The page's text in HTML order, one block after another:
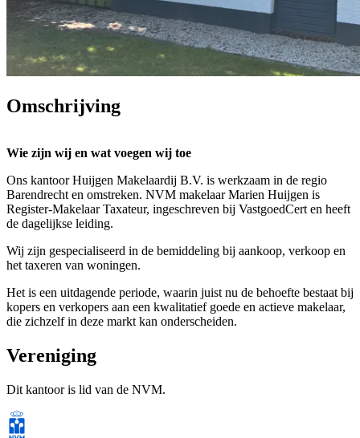
Omschrijving
Wie zijn wij en wat voegen wij toe
Ons kantoor Huijgen Makelaardij B.V. is werkzaam in de regio
Barendrecht en omstreken. NVM makelaar Marien Huijgen is
Register-Makelaar Taxateur, ingeschreven bij VastgoedCert en heeft
de dagelijkse leiding.
Wij zijn gespecialiseerd in de bemiddeling bij aankoop, verkoop en
het taxeren van woningen.
Het is een uitdagende periode, waarin juist nu de behoefte bestaat bij
kopers en verkopers aan een kwalitatief goede en actieve makelaar,
die zichzelf in deze markt kan onderscheiden.
Kenmerken van ons kantoor.
U kunt ons bezoeken op ons kantoor aan de Middeldijk 73A te
Vereniging
Dit kantoor is lid van de NVM.